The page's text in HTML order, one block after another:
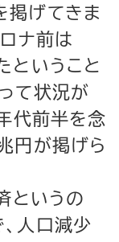
掲げてきま
ロナ前は
いうこと
て状況が
代前半を念
円が掲げら
というの
人口減少